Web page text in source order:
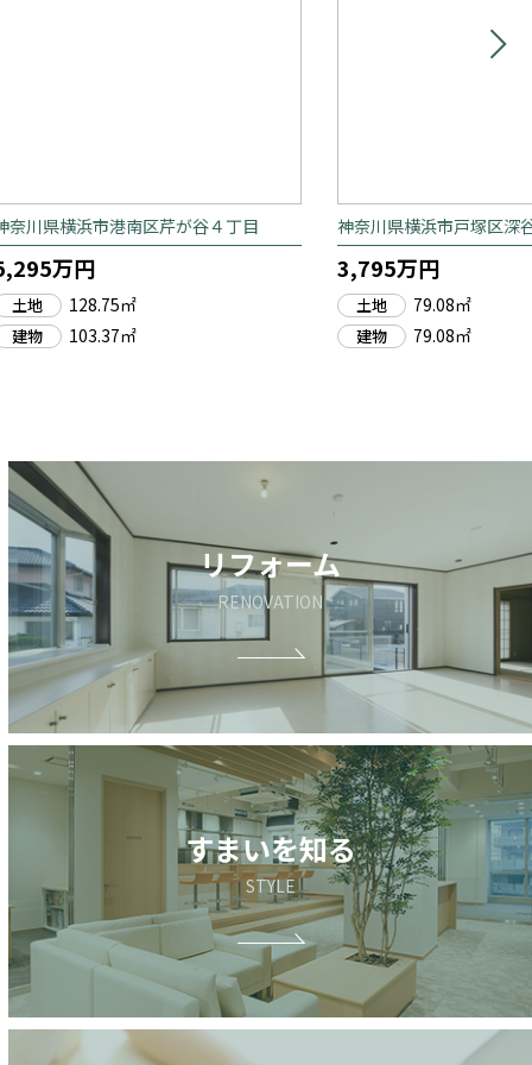
奈川県横浜市港南区芹が谷４丁目
万円
土地 128.75㎡
建物 103.37㎡
神奈川県横浜市戸塚区深
3,795万円
土地 79.08㎡
建物 79.08㎡
リフォーム
RENOVATION
すまいを知る
STYLE